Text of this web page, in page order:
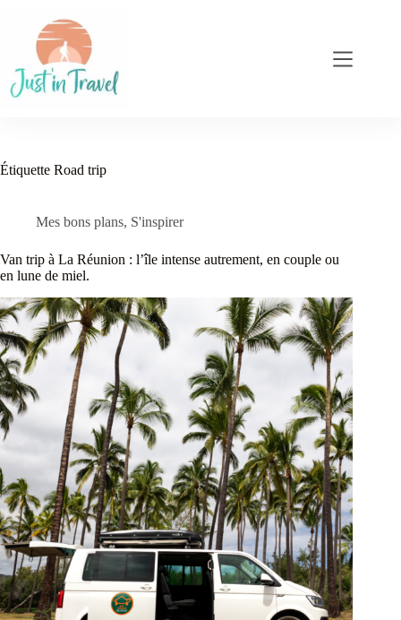
contenu
Étiquette Road trip
Mes bons plans, S'inspirer
Van trip à La Réunion : l’île intense autrement, en couple ou
en lune de miel.